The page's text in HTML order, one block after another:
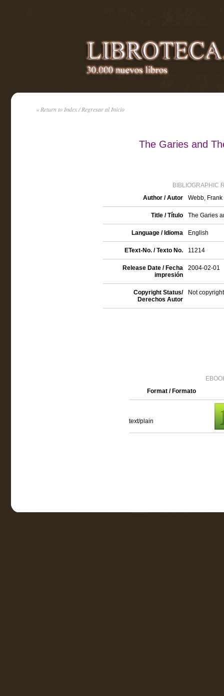
« Return to Index / Regresar al Inicio
The Garies and
BIBLIOGRAPHIC
Author / Autor
Webb, Frank
Title / Título The Garies
Language / Idioma English
EText-No. / Texto No. 11214
Release Date / Fecha
impresión
2004-02-01
Copyright Status/
Derechos Autor
Not
Format / Formato
text/plain